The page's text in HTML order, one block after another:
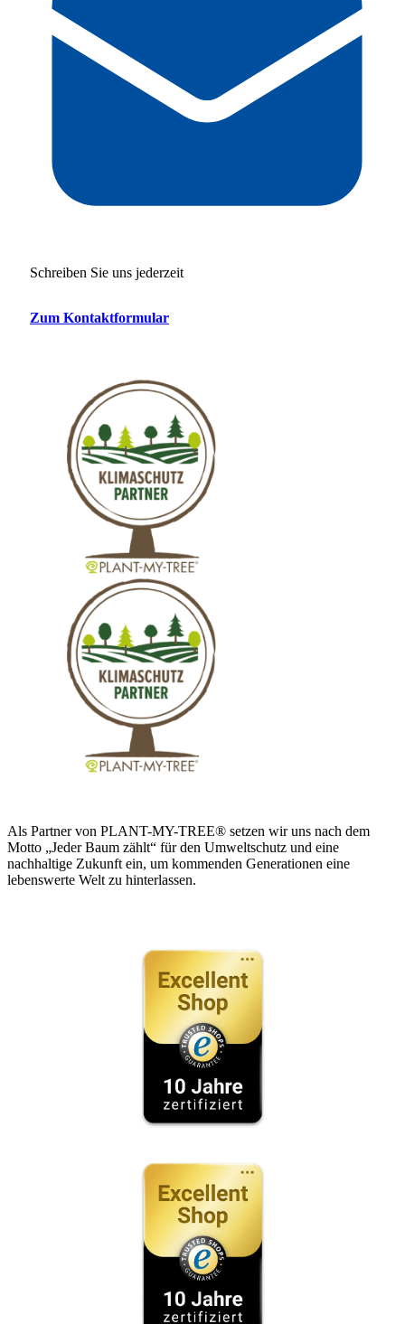
Schreiben Sie uns jederzeit
Zum Kontaktformular
Als Partner von PLANT-MY-TREE® setzen wir uns nach dem
Motto „Jeder Baum zählt“ für den Umweltschutz und eine
nachhaltige Zukunft ein, um kommenden Generationen eine
lebenswerte Welt zu hinterlassen.